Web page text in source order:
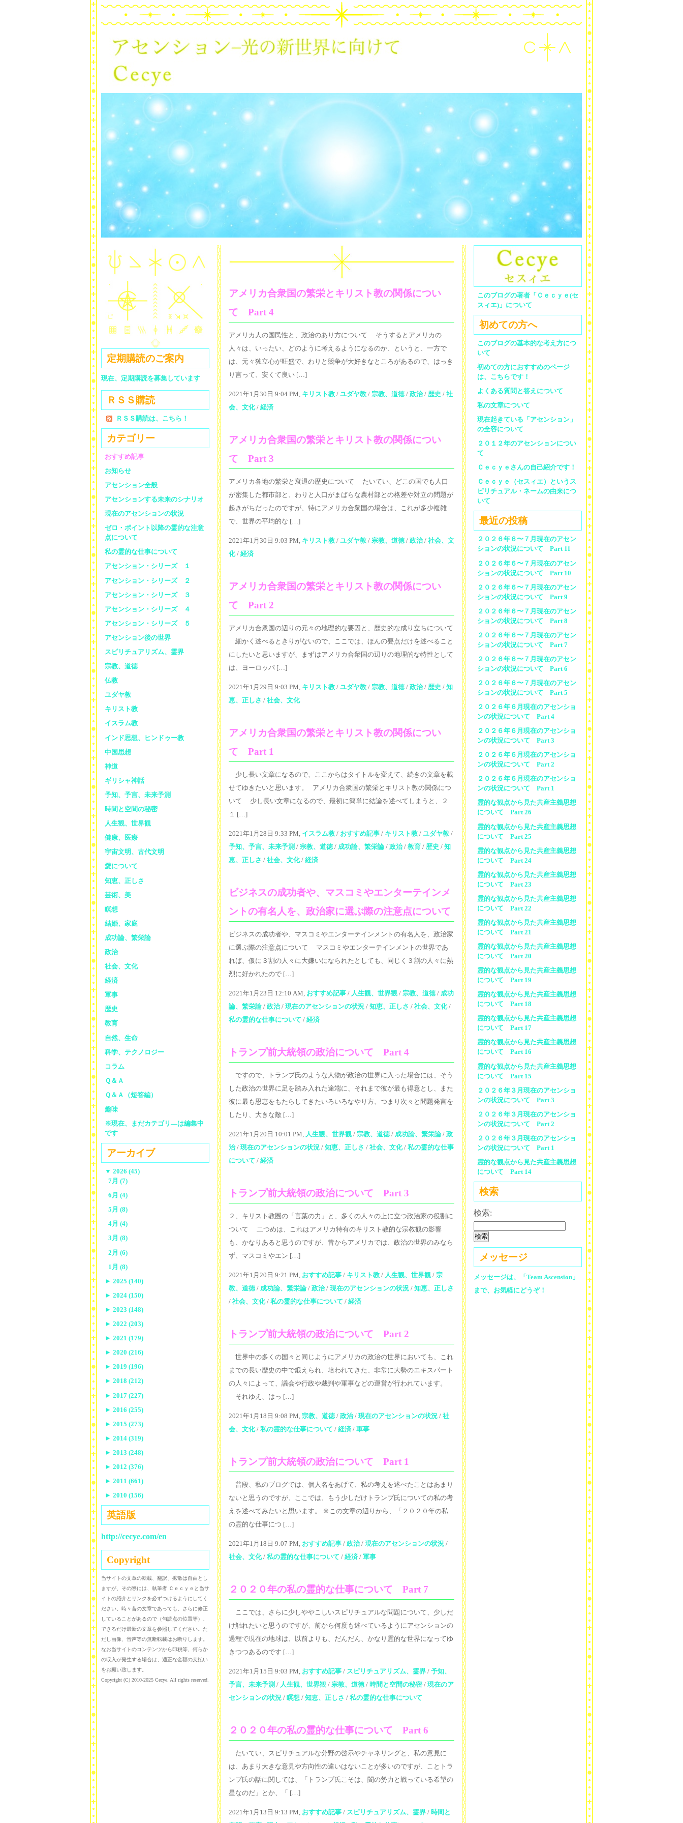
アメリカ合衆国の繁栄とキリスト教の関係につい
て Part 4
アメリカ人の国民性と、政治のあり方について そうするとアメリカの
人々は、いったい、どのように考えるようになるのか、というと、一方で
は、元々独立心が旺盛で、わりと競争が大好きなところがあるので、はっき
り言って、安くて良い […]
2021年1月30日 9:04 PM, キリスト教 / ユダヤ教 / 宗教、道徳 / 政治/ 歴史 / 社
会、文化/ 経済
アメリカ合衆国の繁栄とキリスト教の関係につい
て Part 3
アメリカ各地の繁栄と衰退の歴史について たいてい、どこの国でも人口
が密集した都市部と、わりと人口がまばらな農村部との格差や対立の問題が
起きがちだったのですが、特にアメリカ合衆国の場合は、これが多少複雑
で、世界の平均的な […]
2021年1月30日 9:03 PM, キリスト教 / ユダヤ教 / 宗教、道徳 / 政治/ 社会、文
化/ 経済
アメリカ合衆国の繁栄とキリスト教の関係につい
て Part 2
アメリカ合衆国の辺りの元々の地理的な要因と、歴史的な成り立ちについて
細かく述べるときりがないので、ここでは、ほんの要点だけを述べること
にしたいと思いますが、まずはアメリカ合衆国の辺りの地理的な特性として
は、ヨーロッパ […]
2021年1月29日 9:03 PM, キリスト教 / ユダヤ教 / 宗教、道徳 / 政治/ 歴史 / 知
恵、正しさ / 社会、文化
アメリカ合衆国の繁栄とキリスト教の関係につい
て Part 1
少し長い文章になるので、ここからはタイトルを変えて、続きの文章を載
せてゆきたいと思います。 アメリカ合衆国の繁栄とキリスト教の関係につ
いて 少し長い文章になるので、最初に簡単に結論を述べてしまうと、２
１ […]
2021年1月28日 9:33 PM, イスラム教 / おすすめ記事 / キリスト教 / ユダヤ教 /
予知、予言、未来予測 / 宗教、道徳 / 成功論、繁栄論 / 政治/ 教育 / 歴史 / 知
恵、正しさ / 社会、文化/ 経済
ビジネスの成功者や、マスコミやエンターテインメ
ントの有名人を、政治家に選ぶ際の注意点について
ビジネスの成功者や、マスコミやエンターテインメントの有名人を、政治家
に選ぶ際の注意点について マスコミやエンターテインメントの世界であ
れば、仮に３割の人々に大嫌いになられたとしても、同じく３割の人々に熱
烈に好かれたので […]
2021年1月23日 12:10 AM, おすすめ記事 / 人生観、世界観 / 宗教、道徳 / 成功
論、繁栄論 / 政治/ 現在のアセンションの状況 / 知恵、正しさ / 社会、文化/
私の霊的な仕事について / 経済
トランプ前大統領の政治について Part 4
ですので、トランプ氏のような人物が政治の世界に入った場合には、そう
した政治の世界に足を踏み入れた途端に、それまで彼が最も得意とし、また
彼に最も恩恵をもたらしてきたいろいろなやり方、つまり次々と問題発言を
したり、大きな敵 […]
2021年1月20日 10:01 PM, 人生観、世界観 / 宗教、道徳 / 成功論、繁栄論 / 政
治/ 現在のアセンションの状況 / 知恵、正しさ / 社会、文化/ 私の霊的な仕事
について / 経済
トランプ前大統領の政治について Part 3
２、キリスト教圏の「言葉の力」と、多くの人々の上に立つ政治家の役割に
ついて 二つめは、これはアメリカ特有のキリスト教的な宗教観の影響
も、かなりあると思うのですが、昔からアメリカでは、政治の世界のみなら
ず、マスコミやエン […]
2021年1月20日 9:21 PM, おすすめ記事 / キリスト教 / 人生観、世界観 / 宗
教、道徳 / 成功論、繁栄論 / 政治/ 現在のアセンションの状況 / 知恵、正しさ
/ 社会、文化/ 私の霊的な仕事について / 経済
トランプ前大統領の政治について Part 2
世界中の多くの国々と同じようにアメリカの政治の世界においても、これ
までの長い歴史の中で鍛えられ、培われてきた、非常に大勢のエキスパート
の人々によって、議会や行政や裁判や軍事などの運営が行われています。
それゆえ、はっ […]
2021年1月18日 9:08 PM, 宗教、道徳 / 政治/ 現在のアセンションの状況 / 社
会、文化/ 私の霊的な仕事について / 経済 / 軍事
トランプ前大統領の政治について Part 1
普段、私のブログでは、個人名をあげて、私の考えを述べたことはあまり
ないと思うのですが、ここでは、もう少しだけトランプ氏についての私の考
えを述べてみたいと思います。 ※この文章の辺りから、「２０２０年の私
の霊的な仕事につ […]
2021年1月18日 9:07 PM, おすすめ記事 / 政治/ 現在のアセンションの状況 /
社会、文化/ 私の霊的な仕事について / 経済 / 軍事
２０２０年の私の霊的な仕事について Part 7
ここでは、さらに少しややこしいスピリチュアルな問題について、少しだ
け触れたいと思うのですが、前から何度も述べているようにアセンションの
過程で現在の地球は、以前よりも、だんだん、かなり霊的な世界になってゆ
きつつあるのです […]
2021年1月15日 9:03 PM, おすすめ記事 / スピリチュアリズム、霊界 / 予知、
予言、未来予測 / 人生観、世界観 / 宗教、道徳 / 時間と空間の秘密/ 現在のア
センションの状況 / 瞑想 / 知恵、正しさ / 私の霊的な仕事について
２０２０年の私の霊的な仕事について Part 6
たいてい、スピリチュアルな分野の啓示やチャネリングと、私の意見に
は、あまり大きな意見や方向性の違いはないことが多いのですが、ことトラ
ンプ氏の話に関しては、「トランプ氏こそは、闇の勢力と戦っている希望の
星なのだ」とか、「 […]
2021年1月13日 9:13 PM, おすすめ記事 / スピリチュアリズム、霊界 / 時間と
このブログの著者「Ｃｅｃｙｅ(セ
スィエ)」について
初めての方へ
このブログの基本的な考え方につ
いて
初めての方におすすめのページ
は、こちらです！
よくある質問と答えについて
私の文章について
現在起きている「アセンション」
の全容について
２０１２年のアセンションについ
て
Ｃｅｃｙｅさんの自己紹介です！
Ｃｅｃｙｅ（セスィエ）というス
ピリチュアル・ネームの由来につ
いて
最近の投稿
２０２６年６〜７月現在のアセン
ションの状況について Part 11
２０２６年６〜７月現在のアセン
ションの状況について Part 10
２０２６年６〜７月現在のアセン
ションの状況について Part 9
２０２６年６〜７月現在のアセン
ションの状況について Part 8
２０２６年６〜７月現在のアセン
ションの状況について Part 7
２０２６年６〜７月現在のアセン
ションの状況について Part 6
２０２６年６〜７月現在のアセン
ションの状況について Part 5
２０２６年６月現在のアセンショ
ンの状況について Part 4
２０２６年６月現在のアセンショ
ンの状況について Part 3
２０２６年６月現在のアセンショ
ンの状況について Part 2
２０２６年６月現在のアセンショ
ンの状況について Part 1
霊的な観点から見た共産主義思想
について Part 26
霊的な観点から見た共産主義思想
について Part 25
霊的な観点から見た共産主義思想
について Part 24
霊的な観点から見た共産主義思想
について Part 23
霊的な観点から見た共産主義思想
について Part 22
霊的な観点から見た共産主義思想
について Part 21
霊的な観点から見た共産主義思想
について Part 20
霊的な観点から見た共産主義思想
について Part 19
霊的な観点から見た共産主義思想
について Part 18
霊的な観点から見た共産主義思想
について Part 17
霊的な観点から見た共産主義思想
について Part 16
霊的な観点から見た共産主義思想
について Part 15
２０２６年３月現在のアセンショ
ンの状況について Part 3
２０２６年３月現在のアセンショ
ンの状況について Part 2
２０２６年３月現在のアセンショ
ンの状況について Part 1
霊的な観点から見た共産主義思想
について Part 14
検索
検索:
メッセージ
メッセージは、「Team Ascension」
まで、お気軽にどうぞ！
定期購読のご案内
現在、定期購読を募集しています
ＲＳＳ購読
ＲＳＳ購読は、こちら！
カテゴリー
おすすめ記事
お知らせ
アセンション全般
アセンションする未来のシナリオ
現在のアセンションの状況
ゼロ・ポイント以降の霊的な注意
点について
私の霊的な仕事について
アセンション・シリーズ １
アセンション・シリーズ ２
アセンション・シリーズ ３
アセンション・シリーズ ４
アセンション・シリーズ ５
アセンション後の世界
スピリチュアリズム、霊界
宗教、道徳
仏教
ユダヤ教
キリスト教
イスラム教
インド思想、ヒンドゥー教
中国思想
神道
ギリシャ神話
予知、予言、未来予測
時間と空間の秘密
人生観、世界観
健康、医療
宇宙文明、古代文明
愛について
知恵、正しさ
芸術、美
瞑想
結婚、家庭
成功論、繁栄論
政治
社会、文化
経済
軍事
歴史
教育
自然、生命
科学、テクノロジー
コラム
Ｑ＆Ａ
Ｑ＆Ａ（短答編）
趣味
※現在、まだカテゴリ—は編集中
です
アーカイブ
▼ 2026 (45)
7月 (7)
6月 (4)
5月 (8)
4月 (4)
3月 (8)
2月 (6)
1月 (8)
► 2025 (140)
► 2024 (150)
► 2023 (148)
► 2022 (203)
► 2021 (179)
► 2020 (216)
► 2019 (196)
► 2018 (212)
► 2017 (227)
► 2016 (255)
► 2015 (273)
► 2014 (319)
► 2013 (248)
► 2012 (376)
► 2011 (661)
► 2010 (156)
英語版
http://cecye.com/en
Copyright
当サイトの文章の転載、翻訳、拡散は自由とし
ますが、その際には、執筆者 Ｃｅｃｙｅと当サ
イトの紹介とリンクを必ずつけるようにしてく
ださい。時々昔の文章であっても、さらに修正
していることがあるので（句読点の位置等）、
できるだけ最新の文章を参照してください。た
だし画像、音声等の無断転載はお断りします。
なお当サイトのコンテンツから印税等、何らか
の収入が発生する場合は、適正な金額の支払い
をお願い致します。
Copyright (C) 2010-2025 Cecye. All rights reserved.